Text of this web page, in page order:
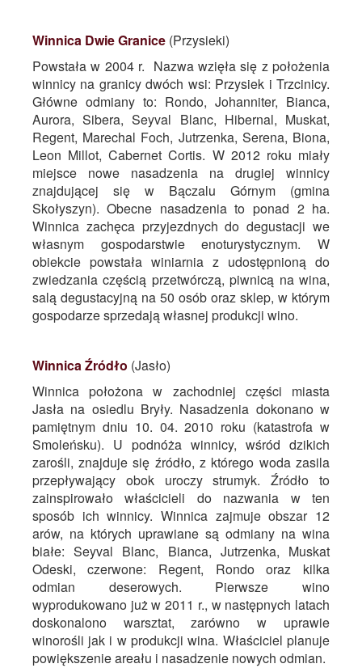
Winnica Dwie Granice(Przysieki)
Powstała w 2004 r. Nazwa wzięła się z położenia
winnicy na granicy dwóch wsi: Przysiek i Trzcinicy.
Główne odmiany to: Rondo, Johanniter, Bianca,
Aurora, Sibera, Seyval Blanc, Hibernal, Muskat,
Regent, Marechal Foch, Jutrzenka, Serena, Biona,
Leon Millot, Cabernet Cortis. W 2012 roku miały
miejsce nowe nasadzenia na drugiej winnicy
znajdującej się w Bączalu Górnym (gmina
Skołyszyn). Obecne nasadzenia to ponad 2 ha.
Winnica zachęca przyjezdnych do degustacji we
własnym gospodarstwie enoturystycznym. W
obiekcie powstała winiarnia z udostępnioną do
zwiedzania częścią przetwórczą, piwnicą na wina,
salą degustacyjną na 50 osób oraz sklep, w którym
gospodarze sprzedają własnej produkcji wino.
Winnica Źródło (Jasło)
Winnica położona w zachodniej części miasta
Jasła na osiedlu Bryły. Nasadzenia dokonano w
pamiętnym dniu 10. 04. 2010 roku (katastrofa w
Smoleńsku). U podnóża winnicy, wśród dzikich
zarośli, znajduje się źródło, z którego woda zasila
przepływający obok uroczy strumyk. Źródło to
zainspirowało właścicieli do nazwania w ten
sposób ich winnicy. Winnica zajmuje obszar 12
arów, na których uprawiane są odmiany na wina
białe: Seyval Blanc, Bianca, Jutrzenka, Muskat
Odeski, czerwone: Regent, Rondo oraz kilka
odmian deserowych. Pierwsze wino
wyprodukowano już w 2011 r., w następnych latach
doskonalono warsztat, zarówno w uprawie
winorośli jak i w produkcji wina. Właściciel planuje
powiększenie areału i nasadzenie nowych odmian.